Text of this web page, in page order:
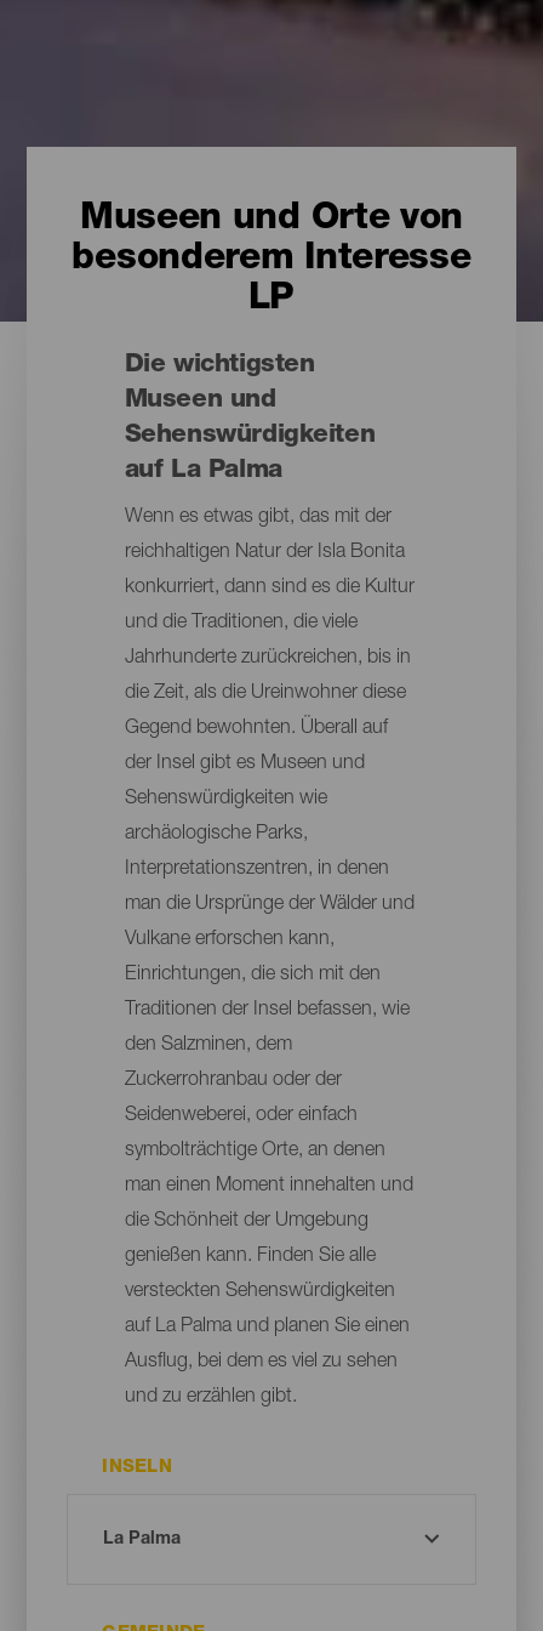
Museen und Orte von
besonderem Interesse
LP
Die wichtigsten
Museen und
Sehenswürdigkeiten
auf La Palma
Wenn es etwas gibt, das mit der
reichhaltigen Natur der Isla Bonita
konkurriert, dann sind es die Kultur
und die Traditionen, die viele
Jahrhunderte zurückreichen, bis in
die Zeit, als die Ureinwohner diese
Gegend bewohnten. Überall auf
der Insel gibt es Museen und
Sehenswürdigkeiten wie
archäologische Parks,
Interpretationszentren, in denen
man die Ursprünge der Wälder und
Vulkane erforschen kann,
Einrichtungen, die sich mit den
Traditionen der Insel befassen, wie
den Salzminen, dem
Zuckerrohranbau oder der
Seidenweberei, oder einfach
symbolträchtige Orte, an denen
man einen Moment innehalten und
die Schönheit der Umgebung
genießen kann. Finden Sie alle
versteckten Sehenswürdigkeiten
auf La Palma und planen Sie einen
Ausflug, bei dem es viel zu sehen
und zu erzählen gibt.
INSELN